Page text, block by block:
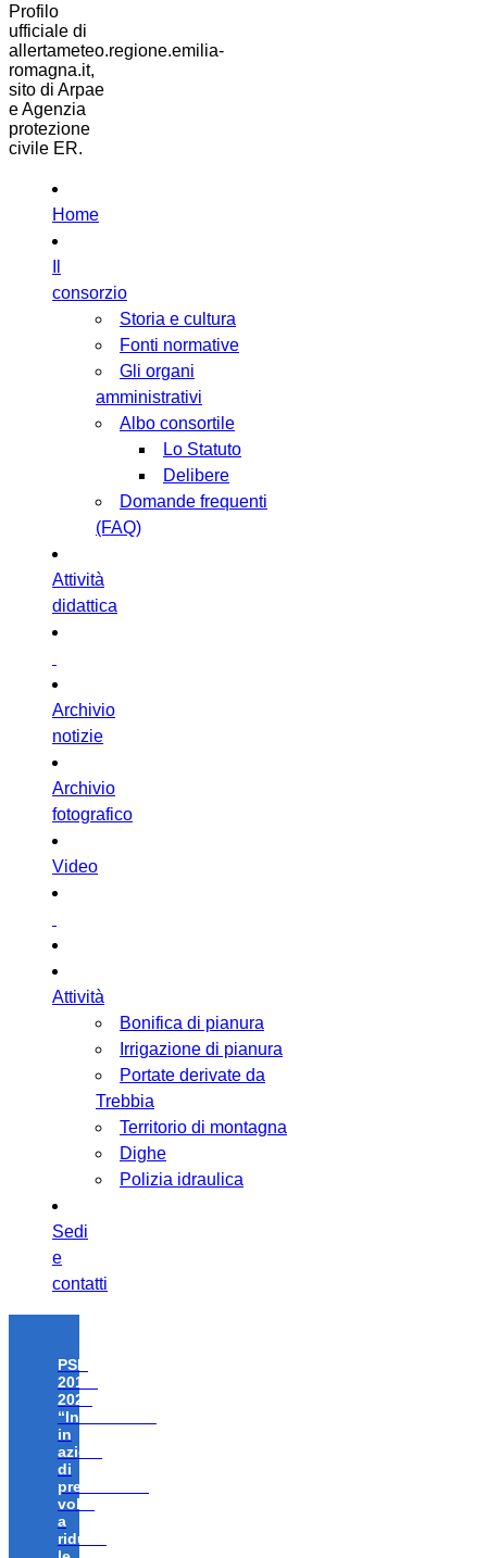
Profilo
ufficiale di
allertameteo.regione.emilia-
romagna.it,
sito di Arpae
e Agenzia
protezione
civile ER.
Home
consorzio
Storia e cultura
Fonti normative
Gli organi
amministrativi
Albo consortile
Lo Statuto
Delibere
Domande frequenti
(FAQ)
Attività
didattica
Archivio
notizie
Archivio
fotografico
Video
Attività
Bonifica di pianura
Irrigazione di pianura
Portate derivate da
Trebbia
Territorio di montagna
Dighe
Polizia idraulica
Sedi
e
contatti
PSR
2014-
2020
“Investimenti
in
azioni
di
prevenzione
volte
a
ridurre